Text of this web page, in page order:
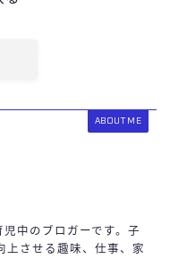
ABOUT ME
中のブロガーです。子
上させる趣味、仕事、家